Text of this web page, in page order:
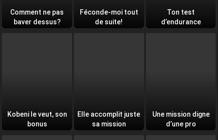
Comment ne pas
baver dessus?
Féconde-moi tout
de suite!
Ton test
d’endurance
Kobeni le veut, son
bonus
Elle accomplit juste
sa mission
Une mission digne
d’une pro